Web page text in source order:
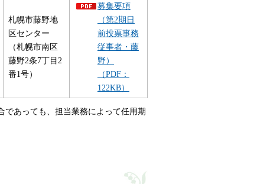
札幌市藤野地
区センター
（札幌市南区
藤野2条7丁目2
番1号）
募集要項
（第2期日
前投票事務
従事者・藤
野）
（PDF：
122KB）
であっても、担当業務によって任用期